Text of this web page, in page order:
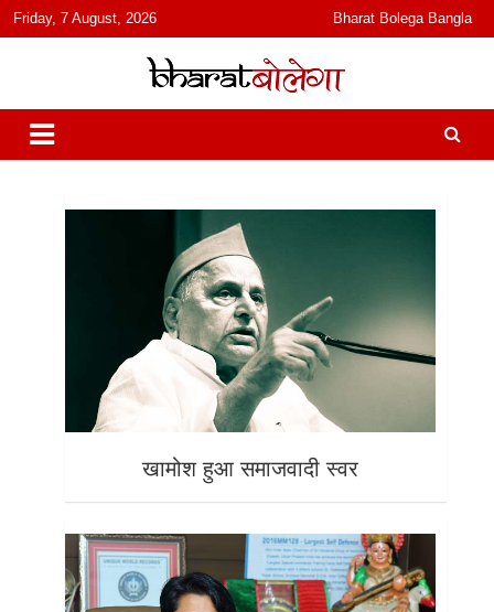
content
Friday, 7 August, 2026 Bharat Bolega Bangla
भारत बोलेगा
हिंदी में समाचार, विचार, ऑडियो, वीडियो और फ़ीचर. भारत बोलेगा हिंदी न्यूज़ वेबसाइट
India: News, Views, Info, Trends & Podcast I जानकारी भी समझदारी भी
और पॉडकास्ट
खामोश हुआ समाजवादी स्वर